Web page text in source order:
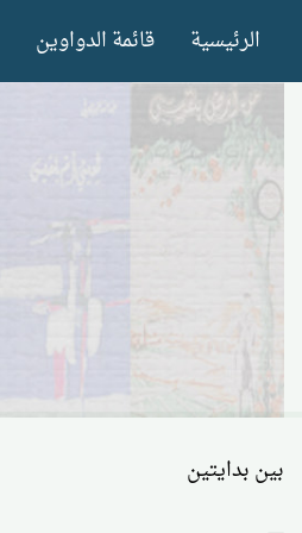
content
الرئيسية قائمة الدواوين
بين بدايتين